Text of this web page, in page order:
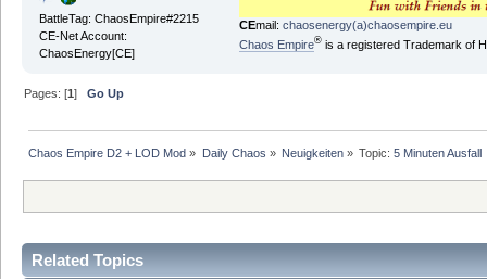
BattleTag: ChaosEmpire#2215
CE-Net Account:
ChaosEnergy[CE]
CEmail: chaosenergy(a)chaosempire.eu
Chaos Empire®is a registered Trademark of
Pages: [1]Go Up
Chaos Empire D2 + LOD Mod » Daily Chaos » Neuigkeiten» Topic:5 Minuten Ausfall
Related Topics